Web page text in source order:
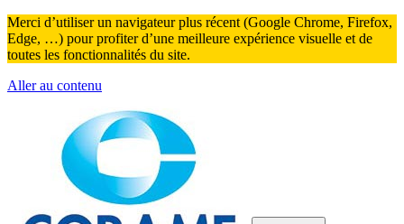
Merci d’utiliser un navigateur plus récent (Google Chrome, Firefox,
Edge, …) pour profiter d’une meilleure expérience visuelle et de
toutes les fonctionnalités du site.
Aller au contenu